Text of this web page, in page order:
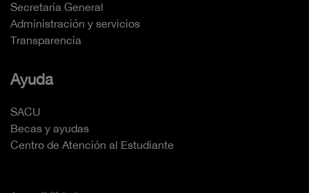
Secretaría General
Administración y servicios
Transparencia
Ayuda
SACU
Becas y ayudas
Centro de Atención al Estudiante